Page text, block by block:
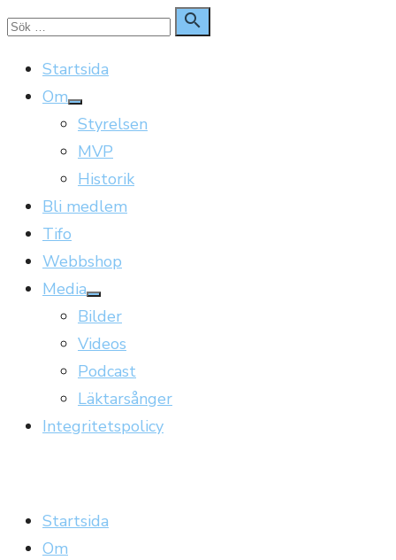
Hoppa
innehåll
Sök

Sök
Startsida
Om
Visa
undermeny
Styrelsen
MVP
Historik
Bli medlem
Tifo
Webbshop
Media
Visa
undermeny
Bilder
Videos
Podcast
Läktarsånger
Integritetspolicy
Startsida
Om